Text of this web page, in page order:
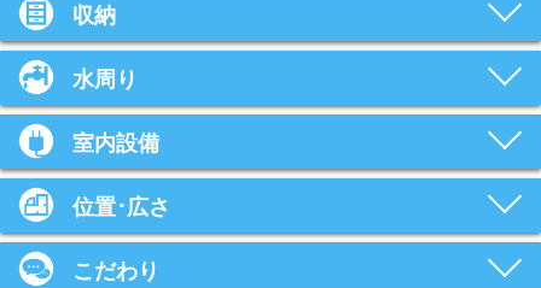
収納
水周り
室内設備
位置･広さ
こだわり